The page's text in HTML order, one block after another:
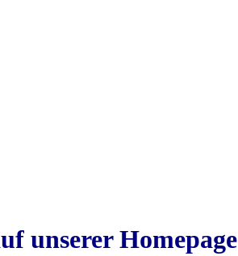
unserer Homepage